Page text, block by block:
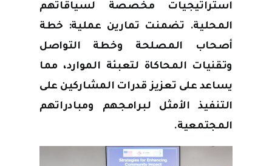
استراتيجيات مخصصة لسياقاتهم
المحلية. تضمنت تمارين عملية: خطة
أصحاب المصلحة وخطة التواصل
وتقنيات المحاكاة لتعبئة الموارد، مما
يساعد على تعزيز قدرات المشاركين على
التنفيذ الأمثل لبرامجهم ومبادراتهم
المجتمعية.